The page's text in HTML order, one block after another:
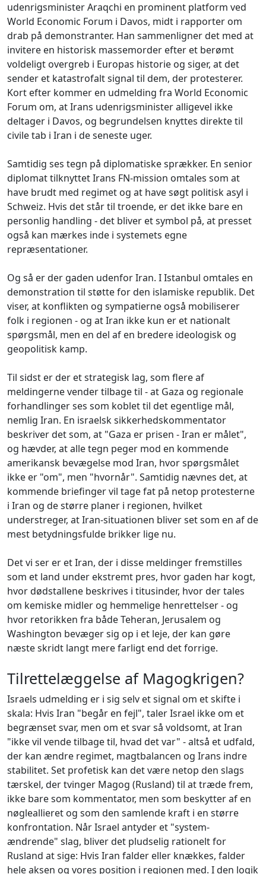
udenrigsminister Araqchi en prominent platform ved
World Economic Forum i Davos, midt i rapporter om
drab på demonstranter. Han sammenligner det med at
invitere en historisk massemorder efter et berømt
voldeligt overgreb i Europas historie og siger, at det
sender et katastrofalt signal til dem, der protesterer.
Kort efter kommer en udmelding fra World Economic
Forum om, at Irans udenrigsminister alligevel ikke
deltager i Davos, og begrundelsen knyttes direkte til
civile tab i Iran i de seneste uger.
Samtidig ses tegn på diplomatiske sprækker. En senior
diplomat tilknyttet Irans FN-mission omtales som at
have brudt med regimet og at have søgt politisk asyl i
Schweiz. Hvis det står til troende, er det ikke bare en
personlig handling - det bliver et symbol på, at presset
også kan mærkes inde i systemets egne
repræsentationer.
Og så er der gaden udenfor Iran. I Istanbul omtales en
demonstration til støtte for den islamiske republik. Det
viser, at konflikten og sympatierne også mobiliserer
folk i regionen - og at Iran ikke kun er et nationalt
spørgsmål, men en del af en bredere ideologisk og
geopolitisk kamp.
Til sidst er der et strategisk lag, som flere af
meldingerne vender tilbage til - at Gaza og regionale
forhandlinger ses som koblet til det egentlige mål,
nemlig Iran. En israelsk sikkerhedskommentator
beskriver det som, at "Gaza er prisen - Iran er målet",
og hævder, at alle tegn peger mod en kommende
amerikansk bevægelse mod Iran, hvor spørgsmålet
ikke er "om", men "hvornår". Samtidig nævnes det, at
kommende briefinger vil tage fat på netop protesterne
i Iran og de større planer i regionen, hvilket
understreger, at Iran-situationen bliver set som en af de
mest betydningsfulde brikker lige nu.
Det vi ser er et Iran, der i disse meldinger fremstilles
som et land under ekstremt pres, hvor gaden har kogt,
hvor dødstallene beskrives i titusinder, hvor der tales
om kemiske midler og hemmelige henrettelser - og
hvor retorikken fra både Teheran, Jerusalem og
Washington bevæger sig op i et leje, der kan gøre
næste skridt langt mere farligt end det forrige.
Tilrettelæggelse af Magogkrigen?
Israels udmelding er i sig selv et signal om et skifte i
skala: Hvis Iran "begår en fejl", taler Israel ikke om et
begrænset svar, men om et svar så voldsomt, at Iran
"ikke vil vende tilbage til, hvad det var" - altså et udfald,
der kan ændre regimet, magtbalancen og Irans indre
stabilitet. Set profetisk kan det være netop den slags
tærskel, der tvinger Magog (Rusland) til at træde frem,
ikke bare som kommentator, men som beskytter af en
nøgleallieret og som den samlende kraft i en større
konfrontation. Når Israel antyder et "system-
ændrende" slag, bliver det pludselig rationelt for
Rusland at sige: Hvis Iran falder eller knækkes, falder
hele aksen og vores position i regionen med. I den logik